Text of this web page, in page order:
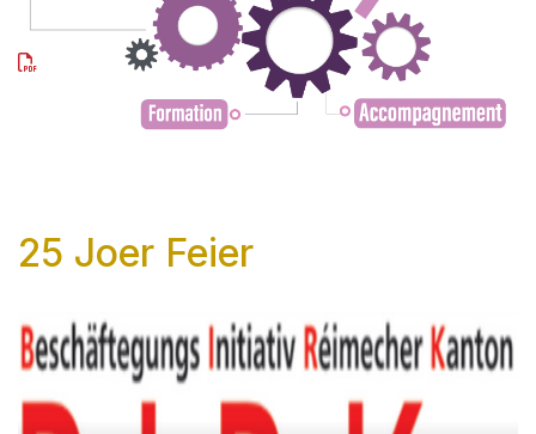
Birk
25 Joer Feier